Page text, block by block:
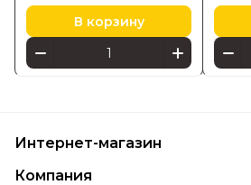
В корзину
Интернет-магазин
Компания